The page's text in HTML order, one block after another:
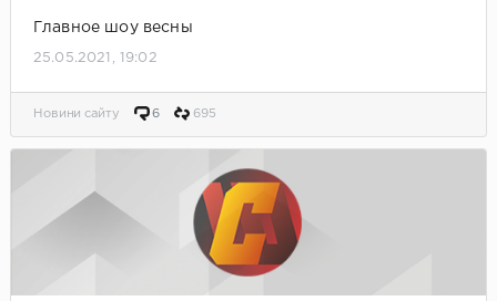
Главное шоу весны
25.05.2021, 19:02
Новини сайту 6 695